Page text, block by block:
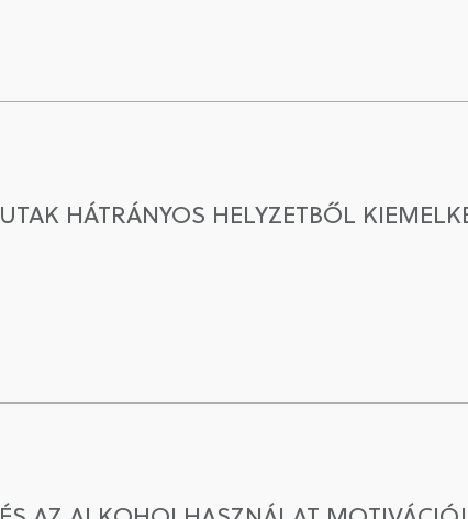
HÁTRÁNYOS HELYZETBŐL